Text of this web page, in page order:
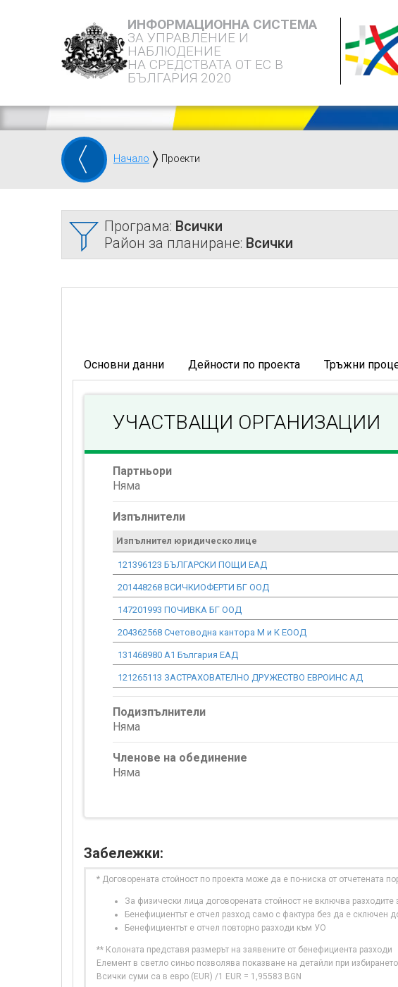
ИНФОРМАЦИОННА СИСТЕМА
ЗА УПРАВЛЕНИЕ И
НАБЛЮДЕНИЕ
НА СРЕДСТВАТА ОТ ЕС В
БЪЛГАРИЯ 2020
Начало Проекти
Програма: Всички
Район за планиране: Всички
Основни данни Дейности по проекта Тръжни
УЧАСТВАЩИ ОРГАНИЗАЦИИ
Партньори
Няма
Изпълнители
Изпълнител юридическо лице
121396123 БЪЛГАРСКИ ПОЩИ ЕАД
201448268 ВСИЧКИОФЕРТИ БГ ООД
147201993 ПОЧИВКА БГ ООД
204362568 Счетоводна кантора М и К ЕООД
131468980 А1 България ЕАД
121265113 ЗАСТРАХОВАТЕЛНО ДРУЖЕСТВО ЕВРОИНС АД
Подизпълнители
Няма
Членове на обединение
Няма
Забележки:
* Договорената стойност по проекта може да е по-ниска от отчетената
За физически лица договорената стойност не включва
Бенефициентът е отчел разход само с фактура без да е сключен
Бенефициентът е отчел повторно разходи към УО
** Колоната представя размерът на заявените от бенефициента разходи
Елемент в светло синьо позволява показване на детайли при
Всички суми са в евро (EUR) /1 EUR = 1,95583 BGN